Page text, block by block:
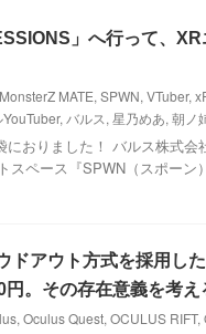
」へ行って、
MonsterZ MATE, SPWN, VTuber,
, バルス, 星乃めあ, 朝ノ
におりました！ バルス株式
スペース『SPWN（スポーン
ドアウト方式を採用し
。その存在意義を考え
, Oculus Quest, OCULUS RIFT,